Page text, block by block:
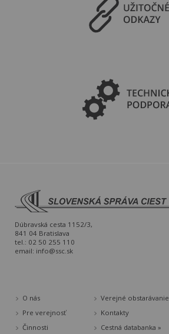
Dúbravská cesta 1152/3,
841 04 Bratislava
tel.: 02 50 255 110
email: info@ssc.sk
O nás Verejné obstarávanie
Pre verejnosť
Kontakty
Činnosti
Cestná databanka »